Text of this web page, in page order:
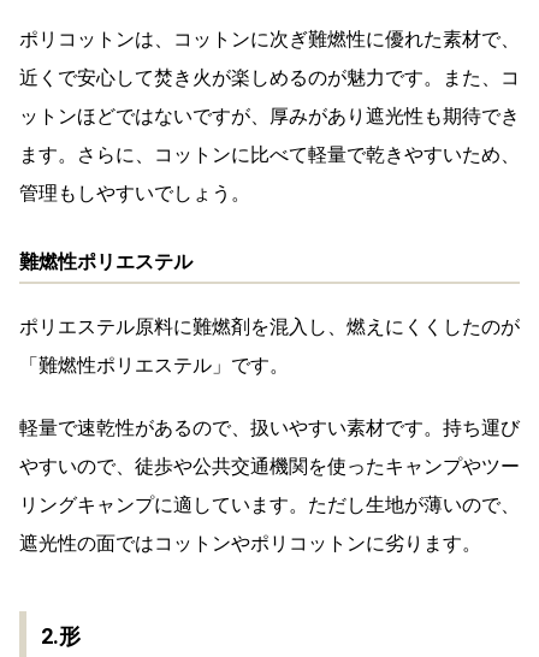
ポリコットンは、コットンに次ぎ難燃性に優れた素材で、
近くで安心して焚き火が楽しめるのが魅力です。また、コ
ットンほどではないですが、厚みがあり遮光性も期待でき
ます。さらに、コットンに比べて軽量で乾きやすいため、
管理もしやすいでしょう。
難燃性ポリエステル
ポリエステル原料に難燃剤を混入し、燃えにくくしたのが
「難燃性ポリエステル」です。
軽量で速乾性があるので、扱いやすい素材です。持ち運び
やすいので、徒歩や公共交通機関を使ったキャンプやツー
リングキャンプに適しています。ただし生地が薄いので、
遮光性の面ではコットンやポリコットンに劣ります。
2.形